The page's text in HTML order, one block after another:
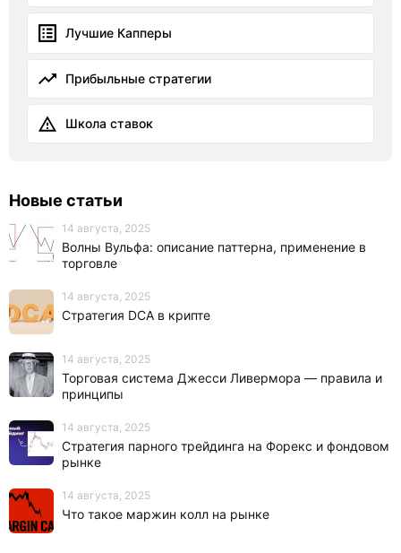
Лучшие Капперы
Прибыльные стратегии
Школа ставок
Новые статьи
14 августа, 2025
Волны Вульфа: описание паттерна, применение в
торговле
14 августа, 2025
Стратегия DCA в крипте
14 августа, 2025
Торговая система Джесси Ливермора — правила и
принципы
14 августа, 2025
Стратегия парного трейдинга на Форекс и фондовом
рынке
14 августа, 2025
Что такое маржин колл на рынке